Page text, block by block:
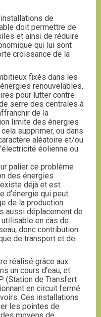
de
doit permettre de
et ainsi de réduire
qui lui sont
croissance de la
fixés dans les
renouvelables,
pour lutter contre
serre des centrales à
de la
limite des énergies
supprimer, ou dans
aléatoire et/ou
éolienne ou
palier ce problème
des énergies
existe déjà et est
d’énergie qui peut
de la production
aussi déplacement de
utilisable en cas de
donc contribution
de transport et de
réalisé grâce aux
un cours d’eau, et
(Station de Transfert
en circuit fermé
Ces installations
les pointes de